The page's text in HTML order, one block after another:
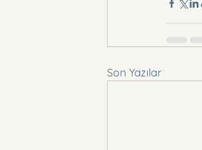
Son Yazılar